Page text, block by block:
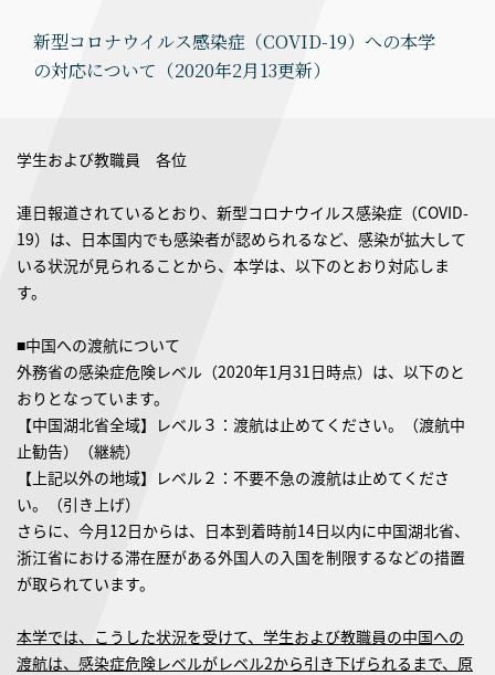
新型コロナウイルス感染症（COVID-19）への本学
の対応について（2020年2月13更新）
学生および教職員 各位
連日報道されているとおり、新型コロナウイルス感染症（COVID-
19）は、日本国内でも感染者が認められるなど、感染が拡大して
いる状況が見られることから、本学は、以下のとおり対応しま
す。
■中国への渡航について
外務省の感染症危険レベル（2020年1月31日時点）は、以下のと
おりとなっています。
【中国湖北省全域】レベル３：渡航は止めてください。（渡航中
止勧告）（継続）
【上記以外の地域】レベル２：不要不急の渡航は止めてくださ
い。（引き上げ）
さらに、今月12日からは、日本到着時前14日以内に中国湖北省、
浙江省における滞在歴がある外国人の入国を制限するなどの措置
が取られています。
本学では、こうした状況を受けて、学生および教職員の中国への
渡航は、感染症危険レベルがレベル2から引き下げられるまで、原